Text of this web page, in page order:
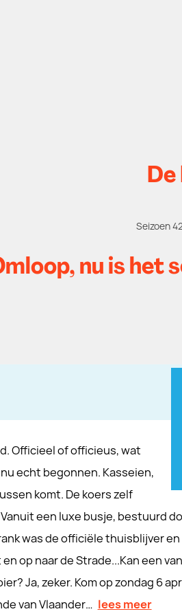
De
Seizoen
nu is het
Officieel of officieus, wat
echt begonnen. Kasseien,
komt. De koers zelf
een luxe busje, bestuurd
was de officiële thuisblijver
op naar de Strade...Kan een
Ja, zeker. Kom op zondag 6
van Vlaander… lees meer